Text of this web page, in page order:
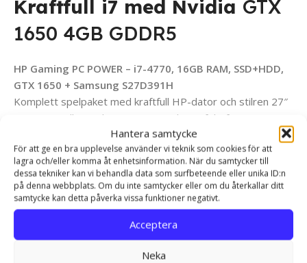
Hantera samtycke
För att ge en bra upplevelse använder vi teknik som cookies för att
lagra och/eller komma åt enhetsinformation. När du samtycker till
dessa tekniker kan vi behandla data som surfbeteende eller unika ID:n
på denna webbplats. Om du inte samtycker eller om du återkallar ditt
samtycke kan detta påverka vissa funktioner negativt.
Acceptera
Neka
Kraftfull i7 med Nvidia GTX
1650 4GB GDDR5
HP Gaming PC POWER – i7-4770, 16GB RAM, SSD+HDD,
GTX 1650 + Samsung S27D391H
Komplett spelpaket med kraftfull HP-dator och stilren 27″
Samsung Full HD-skärm (PLS-panel). Perfekt för 1080p-
gaming, arbete och vardagsbruk. Klarar populära spel som
Fortnite, CS2, GTA V, Valorant, LoL och många fler. En
färdig spelsetup – startklar direkt.
Vilka spel klarar GTX 1650?
GTX 1650 är ett effektivt grafikkort för 1080p-gaming och
klarar många moderna titlar på medium–high settings.